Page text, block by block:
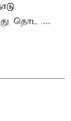
தொட ...